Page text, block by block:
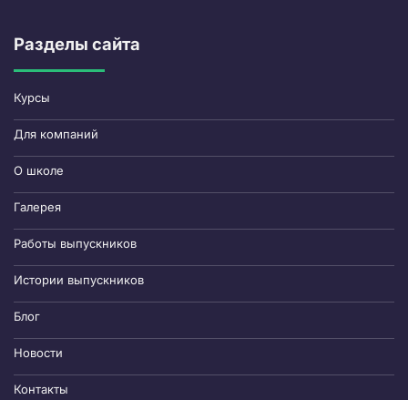
Разделы сайта
Курсы
Для компаний
О школе
Галерея
Работы выпускников
Истории выпускников
Блог
Новости
Контакты